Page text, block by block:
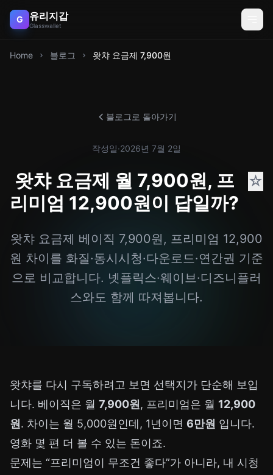
G 유리지갑
Glasswallet
Home 블로그 왓챠 요금제 7,900원
블로그로 돌아가기
작성일·2026년 7월 2일
왓챠 요금제 월 7,900원, 프
리미엄 12,900원이 답일까?
☆
왓챠 요금제 베이직 7,900원, 프리미엄 12,900
원 차이를 화질·동시시청·다운로드·연간권 기준
으로 비교합니다. 넷플릭스·웨이브·디즈니플러
스와도 함께 따져봅니다.
왓챠를 다시 구독하려고 보면 선택지가 단순해 보입
니다. 베이직은 월 7,900원 , 프리미엄은 월 12,900
원 . 차이는 월 5,000원인데, 1년이면 6만원 입니다.
영화 몇 편 더 볼 수 있는 돈이죠.
문제는 “프리미엄이 무조건 좋다”가 아니라, 내 시청